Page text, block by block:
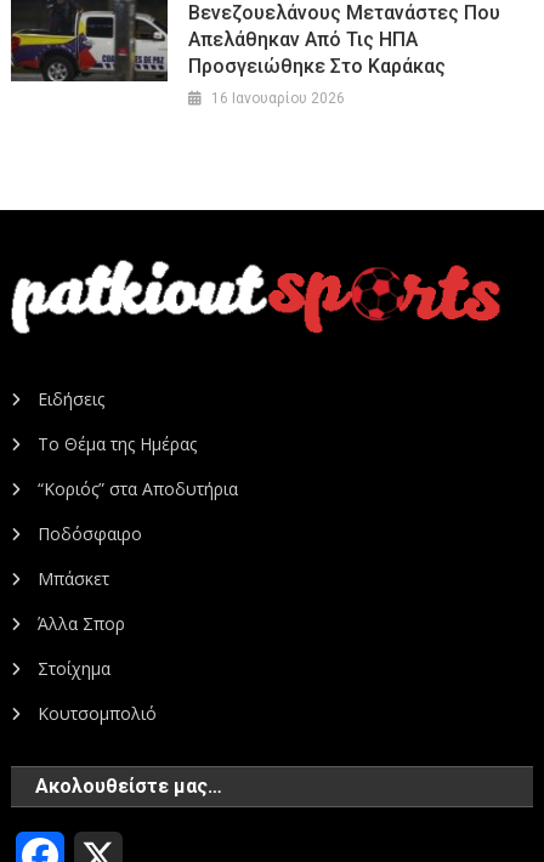
Βενεζουελάνους Μετανάστες Που
Απελάθηκαν Από Τις ΗΠΑ
Προσγειώθηκε Στο Καράκας
16 Ιανουαρίου 2026
Ειδήσεις
Το Θέμα της Ημέρας
“Κοριός” στα Αποδυτήρια
Ποδόσφαιρο
Μπάσκετ
Άλλα Σπορ
Στοίχημα
Κουτσομπολιό
Ακολουθείστε μας…
Facebook